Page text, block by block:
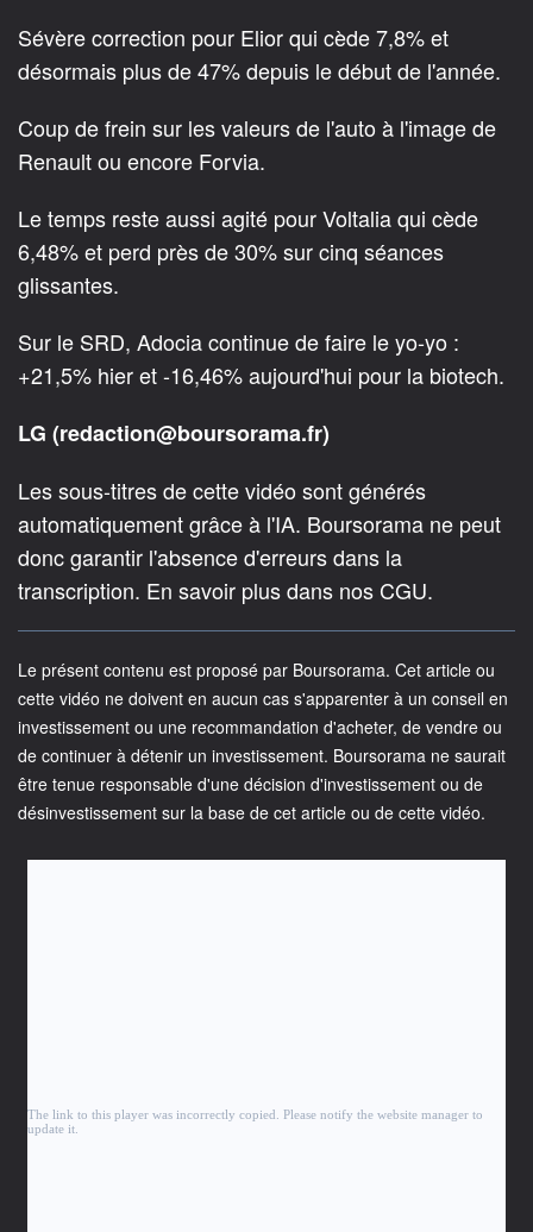
Sévère correction pour Elior qui cède 7,8% et
désormais plus de 47% depuis le début de l'année.
Coup de frein sur les valeurs de l'auto à l'image de
Renault ou encore Forvia.
Le temps reste aussi agité pour Voltalia qui cède
6,48% et perd près de 30% sur cinq séances
glissantes.
Sur le SRD, Adocia continue de faire le yo-yo :
+21,5% hier et -16,46% aujourd'hui pour la biotech.
LG (redaction@boursorama.fr)
Les sous-titres de cette vidéo sont générés
automatiquement grâce à l'IA. Boursorama ne peut
donc garantir l'absence d'erreurs dans la
transcription. En savoir plus dans nos CGU.
Le présent contenu est proposé par Boursorama. Cet article ou
cette vidéo ne doivent en aucun cas s'apparenter à un conseil en
investissement ou une recommandation d'acheter, de vendre ou
de continuer à détenir un investissement. Boursorama ne saurait
être tenue responsable d'une décision d'investissement ou de
désinvestissement sur la base de cet article ou de cette vidéo.